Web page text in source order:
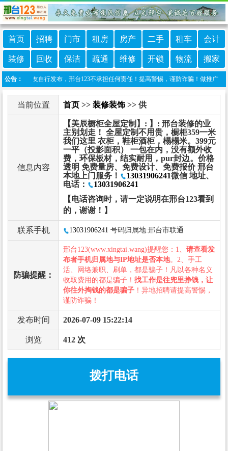
首页 招聘 门市 租房 房产 二手 租车 会计
装修 回收 保洁 疏通 维修 开锁 物流 搬家
公告：
息由网友自行发布，邢台123不承担任何责任！提高警惕，谨防诈骗！做推广、做
当前位置 首页 >> 装修装饰 >> 供
信息内容
【美辰橱柜全屋定制】: 】: 邢台装修的业
主别划走！ 全屋定制不用贵，橱柜359一米
我们这里 衣柜，鞋柜酒柜，榻榻米。399元
一平（投影面积） 一包在内，没有额外收
费，环保板材，结实耐用，pur封边。价格
透明 免费量房、免费设计、免费报价 邢台
本地上门服务！
13031906241微信 地址、
电话：
13031906241
【电话咨询时，请一定说明在邢台123看到
的，谢谢！】
联系手机 13031906241 号码归属地:邢台市联通
防骗提醒：
邢台123(www.xingtai.wang)提醒您：1、 请查看发
布者手机归属地与IP地址是否本地。2、手工
活、网络兼职、刷单，都是骗子！凡以各种名义
收取费用的都是骗子！ 找工作是往兜里挣钱，让
你往外掏钱的都是骗子 ！异地招聘请提高警惕，
谨防诈骗！
发布时间 2026-07-09 15:22:14
浏览 412 次
拨打电话